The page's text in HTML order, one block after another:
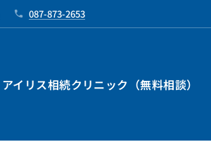
087-873-2653
アイリス相続クリニック（無料相談）